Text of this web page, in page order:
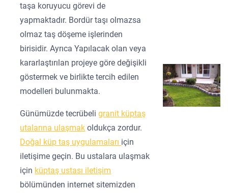
taşa koruyucu görevi de
yapmaktadır. Bordür taşı olmazsa
olmaz taş döşeme işlerinden
birisidir. Ayrıca Yapılacak olan veya
kararlaştırılan projeye göre değişikli
göstermek ve birlikte tercih edilen
modelleri bulunmakta.
Günümüzde tecrübeligranit küptaş
utalarına ulaşmak oldukça zordur.
Doğal küp taş uygulamaları için
iletişime geçin. Bu ustalara ulaşmak
için küptaş ustası iletişim
bölümünden internet sitemizden